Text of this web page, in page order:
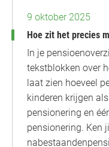
9 oktober 2025
Hoe zit het precies
In je
tekstblokken over
laat zien hoeveel
kinderen krijgen
pensionering en
pensionering. Ken